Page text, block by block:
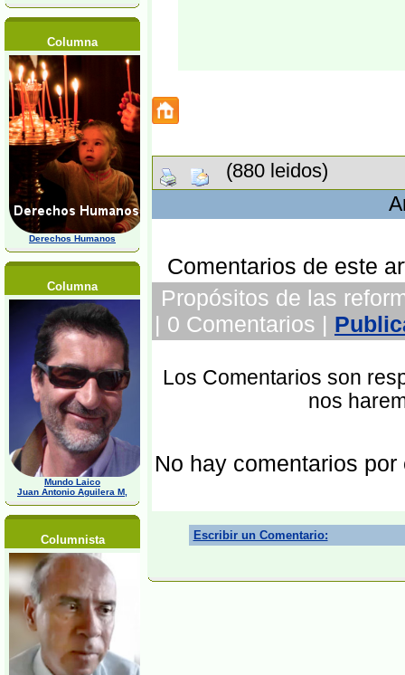
Columna
Derechos Humanos
Columna
Mundo Laico
Juan Antonio Aguilera M,
Columnista
(880 leidos)
Comentarios de este
Propósitos de las
| 0 Comentarios |
Los Comentarios son
nos
No hay comentarios por
Escribir un Comentario: